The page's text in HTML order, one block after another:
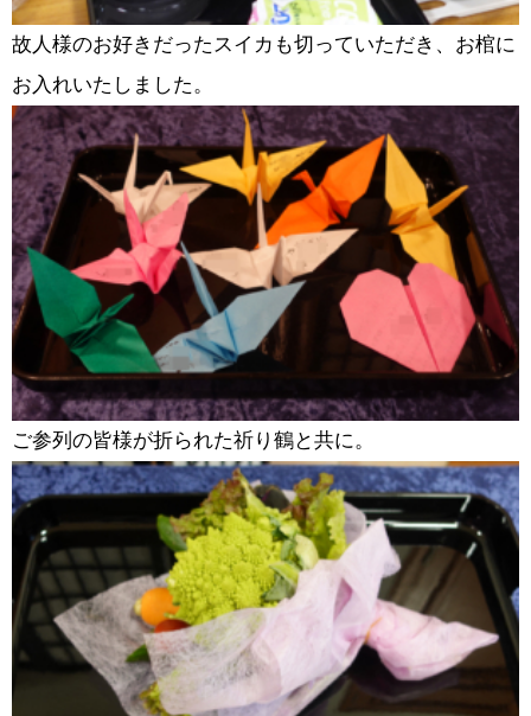
故人様のお好きだったスイカも切っていただき、お棺に
お入れいたしました。
ご参列の皆様が折られた祈り鶴と共に。